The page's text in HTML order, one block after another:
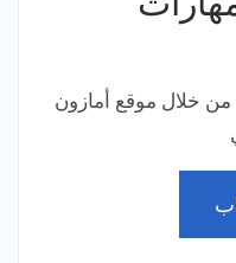
خلال موقع أمازون